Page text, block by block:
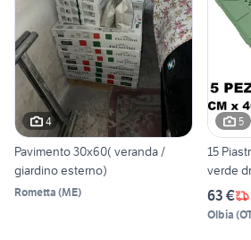
4
Pavimento 30x60( veranda /
giardino esterno)
Rometta (ME)
5
15
verde
63 €
Olbia (